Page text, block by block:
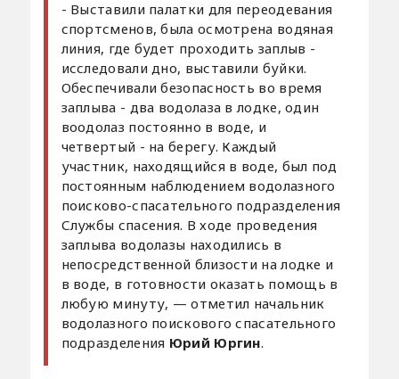
- Выставили палатки для переодевания
спортсменов, была осмотрена водяная
линия, где будет проходить заплыв -
исследовали дно, выставили буйки.
Обеспечивали безопасность во время
заплыва - два водолаза в лодке, один
воодолаз постоянно в воде, и
четвертый - на берегу. Каждый
участник, находящийся в воде, был под
постоянным наблюдением водолазного
поисково-спасательного подразделения
Службы спасения. В ходе проведения
заплыва водолазы находились в
непосредственной близости на лодке и
в воде, в готовности оказать помощь в
любую минуту, — отметил начальник
водолазного поискового спасательного
подразделения Юрий Юргин.